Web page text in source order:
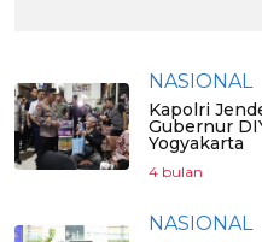
NASIONAL
Kapolri
Gubernur
Yogyakarta
4 bulan
NASIONAL